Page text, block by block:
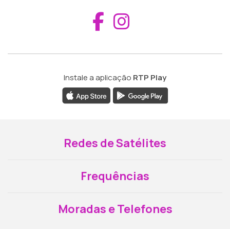
Aceder ao
Instale a aplicação RTP Play
Redes de Satélites
Frequências
Moradas e Telefones